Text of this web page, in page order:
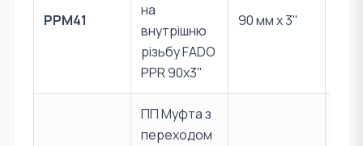
PPM41
на
внутрішню
різьбу FADO
PPR 90x3"
90 мм x 3"
ПП Муфта з
переходом